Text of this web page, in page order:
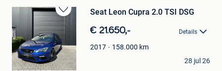
Bewaren
in
Mijn
Favorieten
€ 21.650,- Details
2017 158.000 km
Car Center Pelt
Overpelt
28 jul 26